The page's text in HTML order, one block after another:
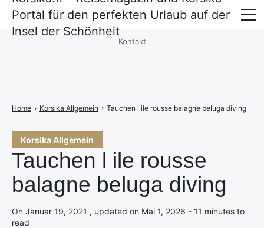
Korsika Allgemein
Tauchen l ile rousse
balagne beluga diving
On Januar 19, 2021 , updated on Mai 1, 2026 - 11 minutes to
read
Home › Korsika Allgemein › Tauchen l ile rousse balagne beluga diving
Portal für den perfekten Urlaub auf der
Insel der Schönheit
Impressum · Datenschutzerklärung
Kontakt